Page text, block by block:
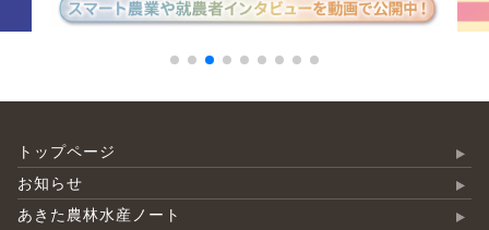
トップページ
お知らせ
あきた農林水産ノート